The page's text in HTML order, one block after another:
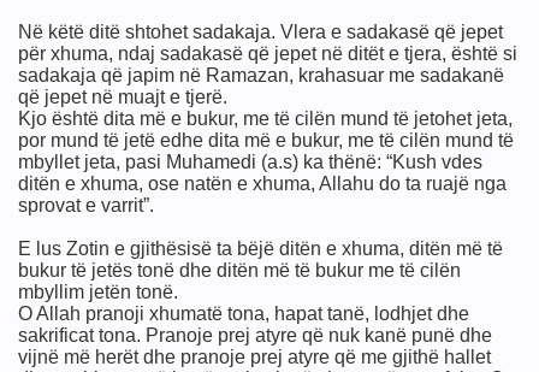
Në këtë ditë shtohet sadakaja. Vlera e sadakasë që jepet
për xhuma, ndaj sadakasë që jepet në ditët e tjera, është si
sadakaja që japim në Ramazan, krahasuar me sadakanë
që jepet në muajt e tjerë.
Kjo është dita më e bukur, me të cilën mund të jetohet jeta,
por mund të jetë edhe dita më e bukur, me të cilën mund të
mbyllet jeta, pasi Muhamedi (a.s) ka thënë: “Kush vdes
ditën e xhuma, ose natën e xhuma, Allahu do ta ruajë nga
sprovat e varrit”.
E lus Zotin e gjithësisë ta bëjë ditën e xhuma, ditën më të
bukur të jetës tonë dhe ditën më të bukur me të cilën
mbyllim jetën tonë.
O Allah pranoji xhumatë tona, hapat tanë, lodhjet dhe
sakrificat tona. Pranoje prej atyre që nuk kanë punë dhe
vijnë më herët dhe pranoje prej atyre që me gjithë hallet
gje